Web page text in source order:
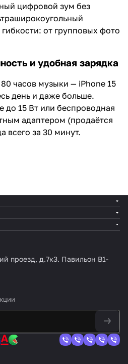
цифровой зум без
от групповых фото
и удобная зарядка
часов музыки — iPhone 15
день и даже больше.
до 15 Вт или беспроводная
адаптером (продаётся
всего за 30 минут.
проезд, д.7к3. Павильон B1-